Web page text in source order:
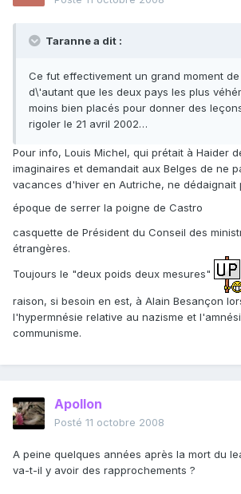
Taranne a dit :
Ce fut effectivement un grand moment
d\'autant que les deux pays les plus
moins bien placés pour donner des
rigoler le 21 avril 2002…
Pour info, Louis Michel, qui prétait à Haider
imaginaires et demandait aux Belges de ne
vacances d'hiver en Autriche, ne dédaignait
époque de serrer la poigne de Castro
casquette de Président du Conseil des
étrangères.
Toujours le "deux poids deux mesures"
raison, si besoin en est, à Alain Besançon
l'hypermnésie relative au nazisme et
communisme.
Apollon
Posté 11 octobre 2008
A peine quelques années après la mort du
va-t-il y avoir des rapprochements ?